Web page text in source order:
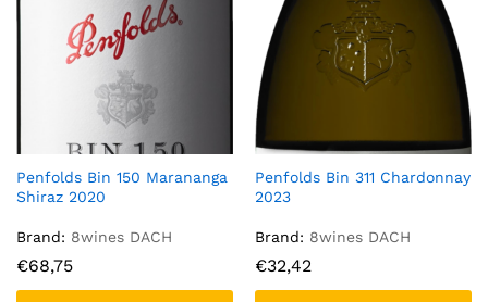
Penfolds Bin 150 Marananga
Shiraz 2020
Brand: 8wines DACH
€68,75
Penfolds Bin 311 Chardonnay
2023
Brand: 8wines DACH
€32,42